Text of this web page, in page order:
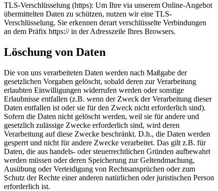
TLS-Verschlüsselung (https): Um Ihre via unserem Online-Angebot
übermittelten Daten zu schützen, nutzen wir eine TLS-
Verschlüsselung. Sie erkennen derart verschlüsselte Verbindungen
an dem Präfix https:// in der Adresszeile Ihres Browsers.
Löschung von Daten
Die von uns verarbeiteten Daten werden nach Maßgabe der
gesetzlichen Vorgaben gelöscht, sobald deren zur Verarbeitung
erlaubten Einwilligungen widerrufen werden oder sonstige
Erlaubnisse entfallen (z.B. wenn der Zweck der Verarbeitung dieser
Daten entfallen ist oder sie für den Zweck nicht erforderlich sind).
Sofern die Daten nicht gelöscht werden, weil sie für andere und
gesetzlich zulässige Zwecke erforderlich sind, wird deren
Verarbeitung auf diese Zwecke beschränkt. D.h., die Daten werden
gesperrt und nicht für andere Zwecke verarbeitet. Das gilt z.B. für
Daten, die aus handels- oder steuerrechtlichen Gründen aufbewahrt
werden müssen oder deren Speicherung zur Geltendmachung,
Ausübung oder Verteidigung von Rechtsansprüchen oder zum
Schutz der Rechte einer anderen natürlichen oder juristischen Person
erforderlich ist.